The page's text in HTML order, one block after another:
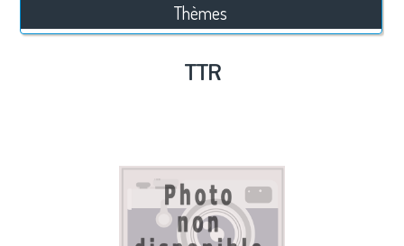
Thèmes
TTR